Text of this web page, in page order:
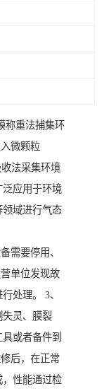
称重法捕集环
微颗粒
收法采集环境
应用于环境
域进行气态
需要停用、
单位发现故
处理。 3、
失灵、膜裂
或者备件到
后，在正常
性能通过检